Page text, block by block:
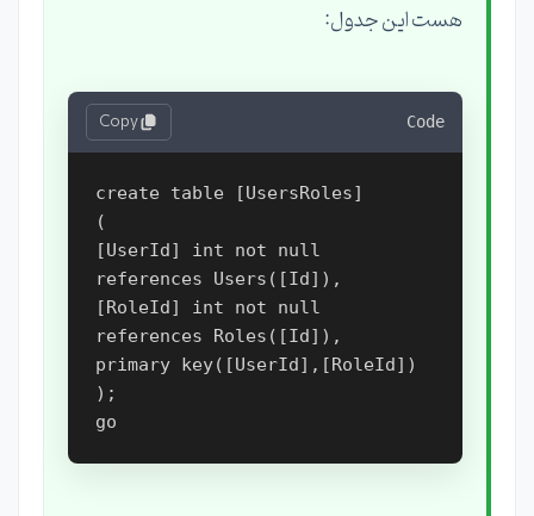
هست این جدول:
Code
Copy
create table [UsersRoles]
(
[UserId] int not null
references Users([Id]),
[RoleId] int not null
references Roles([Id]),
primary key([UserId],[RoleId])
);